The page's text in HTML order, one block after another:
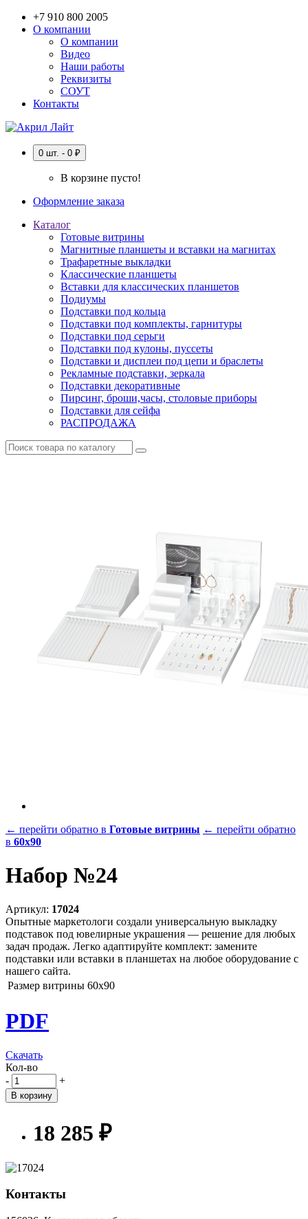
+7 910 800 2005
О компании
О компании
Видео
Наши работы
Реквизиты
СОУТ
Контакты
0 шт. - 0 ₽
В корзине пусто!
Оформление заказа
Каталог
Готовые витрины
Магнитные планшеты и вставки на магнитах
Трафаретные выкладки
Классические планшеты
Вставки для классических планшетов
Подиумы
Подставки под кольца
Подставки под комплекты, гарнитуры
Подставки под серьги
Подставки под кулоны, пуссеты
Подставки и дисплеи под цепи и браслеты
Рекламные подставки, зеркала
Подставки декоративные
Пирсинг, броши,часы, столовые приборы
Подставки для сейфа
РАСПРОДАЖА
← перейти обратно в Готовые витрины ← перейти обратно
в 60х90
Набор №24
Артикул: 17024
Опытные маркетологи создали универсальную выкладку
подставок под ювелирные украшения — решение для любых
задач продаж. Легко адаптируйте комплект: замените
подставки или вставки в планшетах на любое оборудование с
нашего сайта.
Размер витрины 60х90
PDF
Скачать
Кол-во
-
+
В корзину
18 285 ₽
Контакты